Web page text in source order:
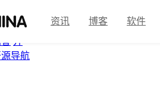
活动
开
导航
资讯 博客 软件